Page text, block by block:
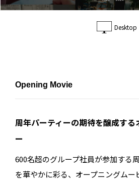
Desktop
Opening Movie
周年パーティーの期待を醸成する
ー
600名超のグループ社員が参加する
を華やかに彩る、オープニングム